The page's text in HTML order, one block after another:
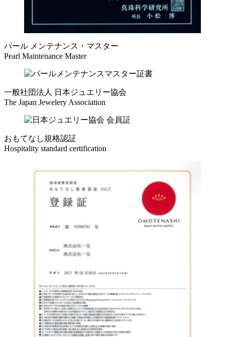
パール メンテナンス・マスター
Pearl Maintenance Master
一般社団法人 日本ジュエリー協会
The Japan Jewelery Association
おもてなし規格認証
Hospitality standard certification